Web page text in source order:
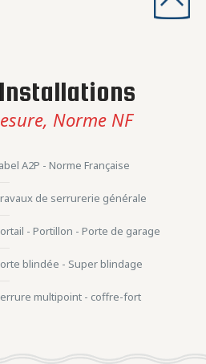
Norme NF
A2P - Norme Française
de serrurerie générale
- Portillon - Porte de garage
blindée - Super blindage
multipoint - coffre-fort